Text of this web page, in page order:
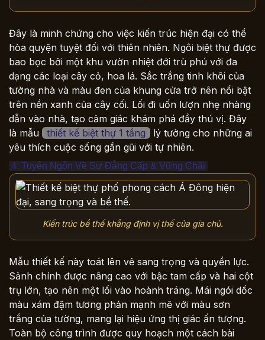
Đây là minh chứng cho việc kiến trúc hiện đại có thể
hòa quyện tuyệt đối với thiên nhiên. Ngôi biệt thự được
bao bọc bởi một khu vườn nhiệt đới trù phú với đa
dạng các loại cây cỏ, hoa lá. Sắc trắng tinh khôi của
tường nhà và màu đen của khung cửa trở nên nổi bật
trên nền xanh của cây cối. Lối đi uốn lượn nhẹ nhàng
dẫn vào nhà, tạo cảm giác khám phá đầy thú vị. Đây
là mẫu
thiết kế biệt thự 1 tầng
lý tưởng cho những ai
yêu thích cuộc sống gần gũi với tự nhiên.
4. Tuyên Ngôn Về Sự Đẳng Cấp & Vững Chãi
Kiến trúc bề thế khẳng định vị thế của gia chủ.
Mẫu thiết kế này toát lên vẻ sang trọng và quyền lực.
Sảnh chính được nâng cao với bậc tam cấp và hai cột
trụ lớn, tạo nên một lối vào hoành tráng. Mái ngói dốc
màu xám đậm tương phản mạnh mẽ với màu sơn
trắng của tường, mang lại hiệu ứng thị giác ấn tượng.
Toàn bộ công trình được quy hoạch một cách bài